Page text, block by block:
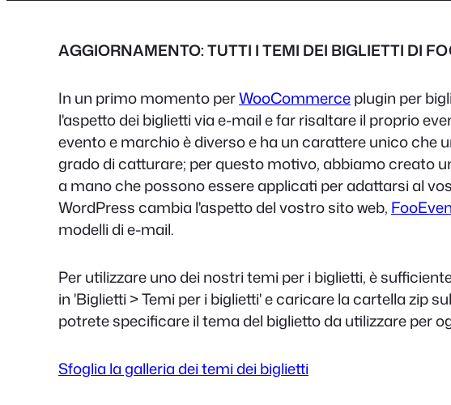
AGGIORNAMENTO: TUTTI I TEMI DEI BIGLIETTI DI
In un primo momento perWooCommerceplugin per
l'aspetto dei biglietti via e-mail e far risaltare il proprio
evento e marchio è diverso e ha un carattere unico che
grado di catturare; per questo motivo, abbiamo creato
a mano che possono essere applicati per adattarsi al
WordPress cambia l'aspetto del vostro sito web,
modelli di e-mail.
Per utilizzare uno dei nostri temi per i biglietti, è
in 'Biglietti > Temi per i biglietti' e caricare la cartella zip
potrete specificare il tema del biglietto da utilizzare per
Sfoglia la galleria dei temi dei biglietti